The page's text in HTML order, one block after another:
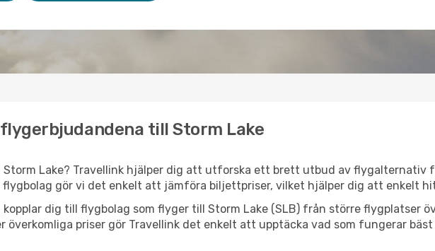
till Storm Lake
Storm Lake? Travellink hjälper dig att utforska ett brett utbud av flygalternativ
gör vi det enkelt att jämföra biljettpriser, vilket hjälper dig att enkelt
dig till flygbolag som flyger till Storm Lake (SLB) från större flygplatser
överkomliga priser gör Travellink det enkelt att upptäcka vad som fungerar